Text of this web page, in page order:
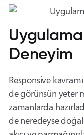
Uygulama
Deneyim
Responsive
de görünsün yeter
zamanlarda
de neredeyse